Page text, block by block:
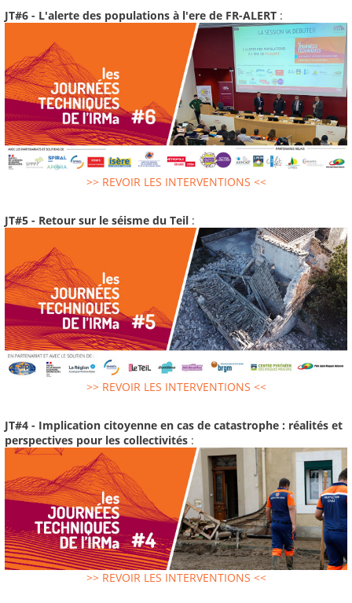
JT#6 - L'alerte des populations à l'ere de FR-ALERT :
>> REVOIR LES INTERVENTIONS <<
JT#5 - Retour sur le séisme du Teil :
>> REVOIR LES INTERVENTIONS <<
JT#4 - Implication citoyenne en cas de catastrophe : réalités et
perspectives pour les collectivités :
>> REVOIR LES INTERVENTIONS <<